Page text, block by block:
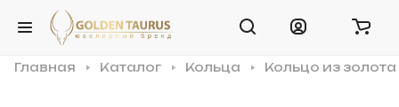
Главная Каталог Кольца Кольцо из золота